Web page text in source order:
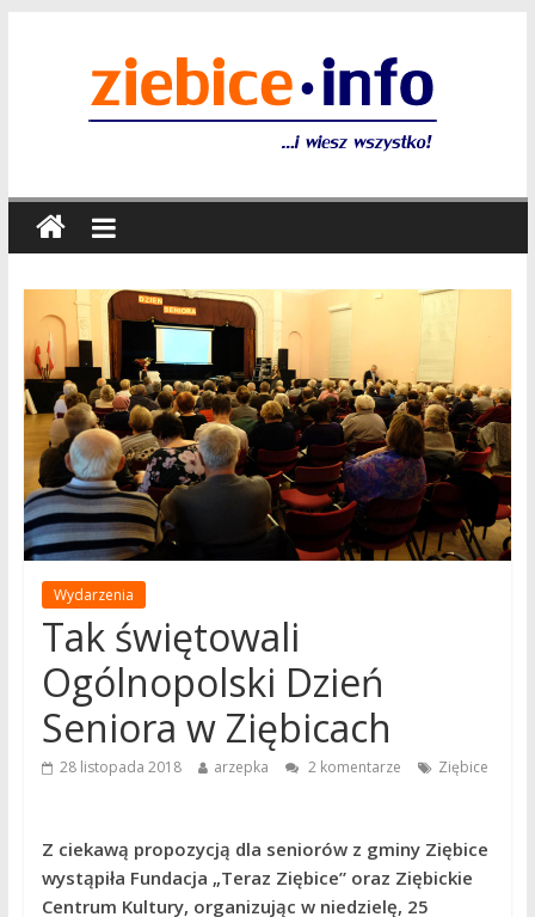
Wydarzenia
Tak świętowali
Ogólnopolski Dzień
Seniora w Ziębicach
28 listopada 2018 arzepka 2 komentarze Ziębice
Z ciekawą propozycją dla seniorów z gminy Ziębice
wystąpiła Fundacja „Teraz Ziębice” oraz Ziębickie
Centrum Kultury, organizując w niedzielę, 25